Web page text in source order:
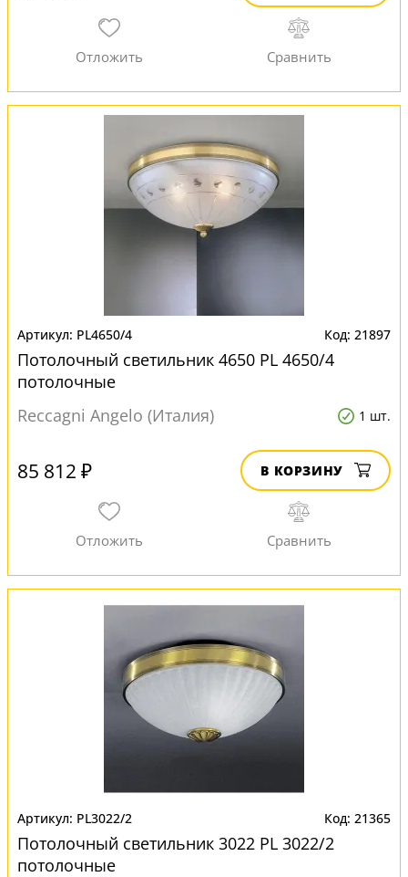
PL4650/4 21897
Потолочный светильник 4650 PL 4650/4
потолочные
Reccagni Angelo (Италия)
1 шт.
85 812 ₽ В КОРЗИНУ
PL3022/2 21365
Потолочный светильник 3022 PL 3022/2
потолочные